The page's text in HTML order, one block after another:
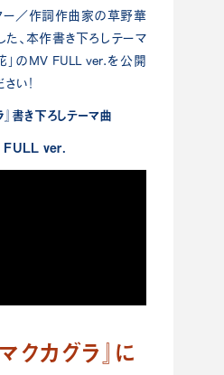
ー／作詞作曲家の草野華
た、本作書き下ろしテーマ
」のMV FULL ver.を公開
い！
書き下ろしテーマ曲
FULL ver.
クカグラ』に